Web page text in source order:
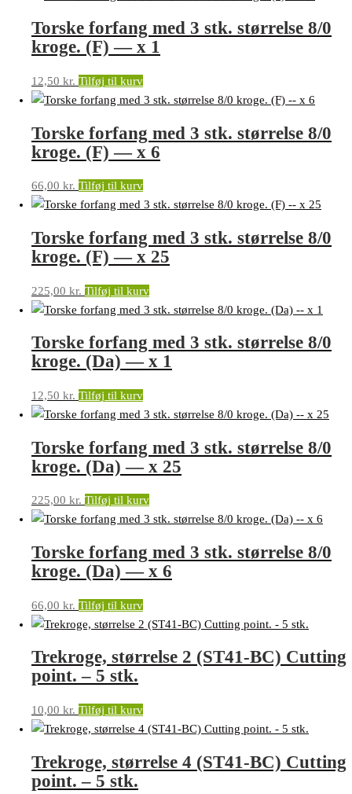
Torske forfang med 3 stk. størrelse 8/0
kroge. (F) — x 1
12,50 kr. Tilføj til kurv
Torske forfang med 3 stk. størrelse 8/0
kroge. (F) — x 6
66,00 kr. Tilføj til kurv
Torske forfang med 3 stk. størrelse 8/0
kroge. (F) — x 25
225,00 kr. Tilføj til kurv
Torske forfang med 3 stk. størrelse 8/0
kroge. (Da) — x 1
12,50 kr. Tilføj til kurv
Torske forfang med 3 stk. størrelse 8/0
kroge. (Da) — x 25
225,00 kr. Tilføj til kurv
Torske forfang med 3 stk. størrelse 8/0
kroge. (Da) — x 6
66,00 kr. Tilføj til kurv
Trekroge, størrelse 2 (ST41-BC) Cutting
point. – 5 stk.
10,00 kr. Tilføj til kurv
Trekroge, størrelse 4 (ST41-BC) Cutting
point. – 5 stk.